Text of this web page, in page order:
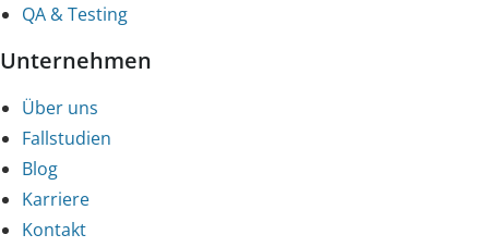
QA & Testing
Unternehmen
Über uns
Fallstudien
Blog
Karriere
Kontakt